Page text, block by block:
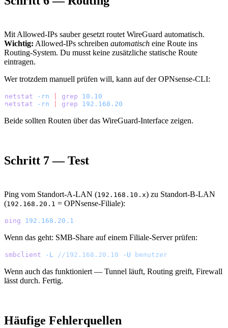
Mit Allowed-IPs sauber gesetzt routet WireGuard automatisch.
Wichtig: Allowed-IPs schreiben automatisch eine Route ins
Routing-System. Du musst keine zusätzliche statische Route
eintragen.
Wer trotzdem manuell prüfen will, kann auf der OPNsense-CLI:
netstat -rn grep 10.10
netstat -rn grep 192.168.20
Beide sollten Routen über das WireGuard-Interface zeigen.
Schritt 7 — Test
Ping vom Standort-A-LAN (192.168.10.x) zu Standort-B-LAN
(192.168.20.1 = OPNsense-Filiale):
ping 192.168.20.1
Wenn das geht: SMB-Share auf einem Filiale-Server prüfen:
smbclient -L //192.168.20.10 -U benutzer
Wenn auch das funktioniert — Tunnel läuft, Routing greift, Firewall
lässt durch. Fertig.
Häufige Fehlerquellen